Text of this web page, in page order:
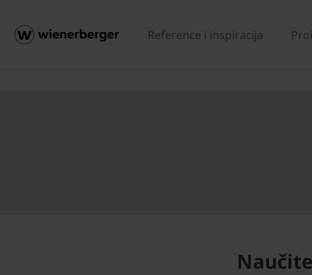
Reference i inspiracija